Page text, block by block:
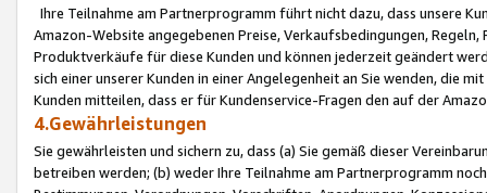
Ihre Teilnahme am Partnerprogramm führt nicht dazu, dass unsere
Amazon-Website angegebenen Preise, Verkaufsbedingungen,
Produktverkäufe für diese Kunden und können jederzeit geändert
sich einer unserer Kunden in einer Angelegenheit an Sie wenden, die
Kunden mitteilen, dass er für Kundenservice-Fragen den auf der
4.Gewährleistungen
Sie gewährleisten und sichern zu, dass (a) Sie gemäß dieser
betreiben werden; (b) weder Ihre Teilnahme am Partnerprogramm